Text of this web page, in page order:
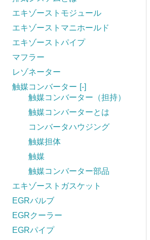
エキゾーストモジュール
エキゾーストマニホールド
エキゾーストパイプ
マフラー
レゾネーター
触媒コンバーター [-]
触媒コンバーター（担持）
触媒コンバーターとは
コンバータハウジング
触媒担体
触媒
触媒コンバーター部品
エキゾーストガスケット
EGRバルブ
EGRクーラー
EGRパイプ